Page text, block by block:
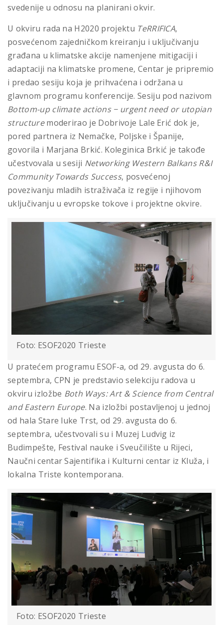
svedenije u odnosu na planirani okvir.
U okviru rada na H2020 projektu TeRRIFICA,
posvećenom zajedničkom kreiranju i uključivanju
građana u klimatske akcije namenjene mitigaciji i
adaptaciji na klimatske promene, Centar je pripremio
i predao sesiju koja je prihvaćena i održana u
glavnom programu konferencije. Sesiju pod nazivom
Bottom-up climate actions − urgent need or utopian
structuremoderirao je Dobrivoje Lale Erić dok je,
pored partnera iz Nemačke, Poljske i Španije,
govorila i Marjana Brkić. Koleginica Brkić je takođe
učestvovala u sesiji Networking Western Balkans R&I
Community Towards Success, posvećenoj
povezivanju mladih istraživača iz regije i njihovom
uključivanju u evropske tokove i projektne okvire.
Foto: ESOF2020 Trieste
U pratećem programu ESOF-a, od 29. avgusta do 6.
septembra, CPN je predstavio selekciju radova u
okviru izložbe Both Ways: Art & Science from Central
and Eastern Europe. Na izložbi postavljenoj u jednoj
od hala Stare luke Trst, od 29. avgusta do 6.
septembra, učestvovali su i Muzej Ludvig iz
Budimpešte, Festival nauke i Sveučilište u Rijeci,
Naučni centar Sajentifika i Kulturni centar iz Kluža, i
lokalna Triste kontemporana.
Foto: ESOF2020 Trieste